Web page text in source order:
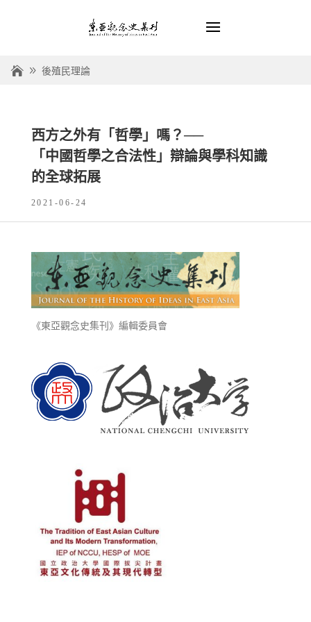
後殖民理論
西方之外有「哲學」嗎？──
「中國哲學之合法性」辯論與學科知識
的全球拓展
2021-06-24
《東亞觀念史集刊》編輯委員會